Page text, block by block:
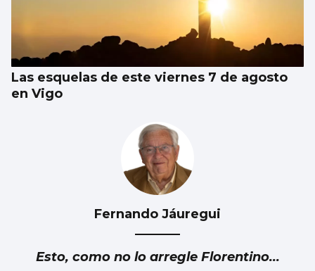
Trump tacha de hipócrita a Irán por negar
Las esquelas de este viernes 7 de agosto
en Vigo
Fernando Jáuregui
Esto, como no lo arregle Florentino...